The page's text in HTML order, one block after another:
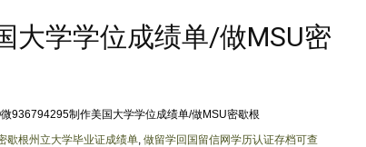
大学学位成绩单/做MSU密
936794295制作美国大学学位成绩单/做MSU密歇根
歇根州立大学毕业证成绩单, 做留学回国留信网学历认证存档可查